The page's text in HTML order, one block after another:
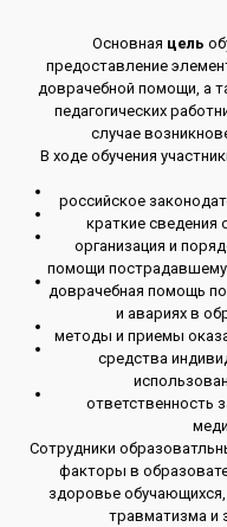
Основная цель
предоставление
доврачебной помощи, а
педагогических
случае
В ходе обучения
российское
краткие сведения
организация и
помощи
доврачебная помощь
и авариях в
методы и приемы
средства
ответственность
Сотрудники
факторы в
здоровье
травматизма и